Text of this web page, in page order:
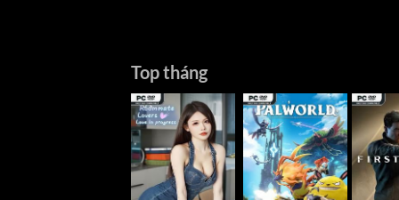
Top tháng